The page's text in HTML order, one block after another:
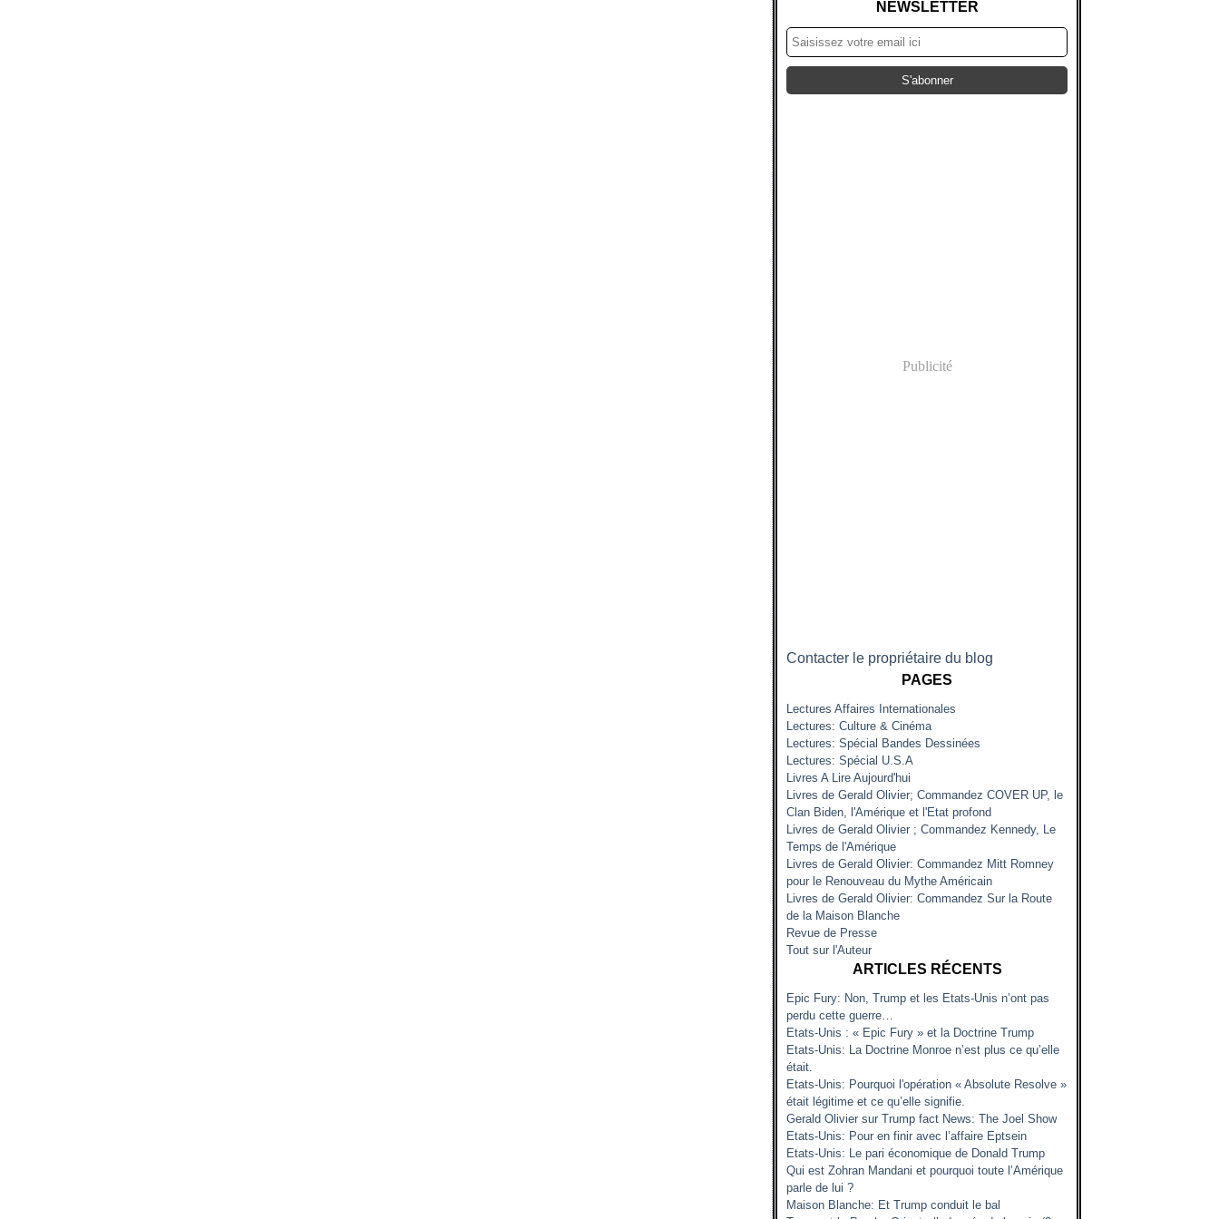
NEWSLETTER
Publicité
Contacter le propriétaire du blog
PAGES
Lectures Affaires Internationales
Lectures: Culture & Cinéma
Lectures: Spécial Bandes Dessinées
Lectures: Spécial U.S.A
Livres A Lire Aujourd'hui
Livres de Gerald Olivier; Commandez COVER UP, le
Clan Biden, l'Amérique et l'Etat profond
Livres de Gerald Olivier ; Commandez Kennedy, Le
Temps de l'Amérique
Livres de Gerald Olivier: Commandez Mitt Romney
pour le Renouveau du Mythe Américain
Livres de Gerald Olivier: Commandez Sur la Route
de la Maison Blanche
Revue de Presse
Tout sur l'Auteur
ARTICLES RÉCENTS
Epic Fury: Non, Trump et les Etats-Unis n’ont pas
perdu cette guerre…
Etats-Unis : « Epic Fury » et la Doctrine Trump
Etats-Unis: La Doctrine Monroe n’est plus ce qu’elle
était.
Etats-Unis: Pourquoi l'opération « Absolute Resolve »
était légitime et ce qu’elle signifie.
Gerald Olivier sur Trump fact News: The Joel Show
Etats-Unis: Pour en finir avec l’affaire Eptsein
Etats-Unis: Le pari économique de Donald Trump
Qui est Zohran Mandani et pourquoi toute l’Amérique
parle de lui ?
Maison Blanche: Et Trump conduit le bal